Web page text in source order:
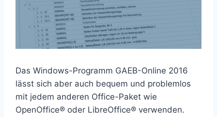
Das Windows-Programm GAEB-Online 2016
lässt sich aber auch bequem und problemlos
mit jedem anderen Office-Paket wie
OpenOffice® oder LibreOffice® verwenden.